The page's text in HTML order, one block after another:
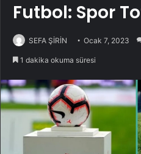
Futbol: Spor
SEFA ŞİRİN Ocak 7, 2023
1 dakika okuma süresi